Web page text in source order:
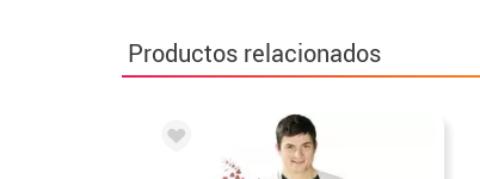
Productos relacionados